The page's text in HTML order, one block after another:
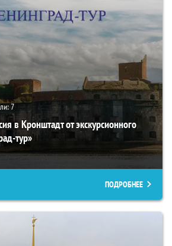
7
в Кронштадт от экскурсионного
тур»
ПОДРОБНЕЕ